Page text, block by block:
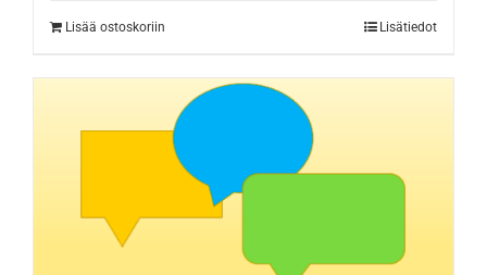
Lisää ostoskoriin Lisätiedot